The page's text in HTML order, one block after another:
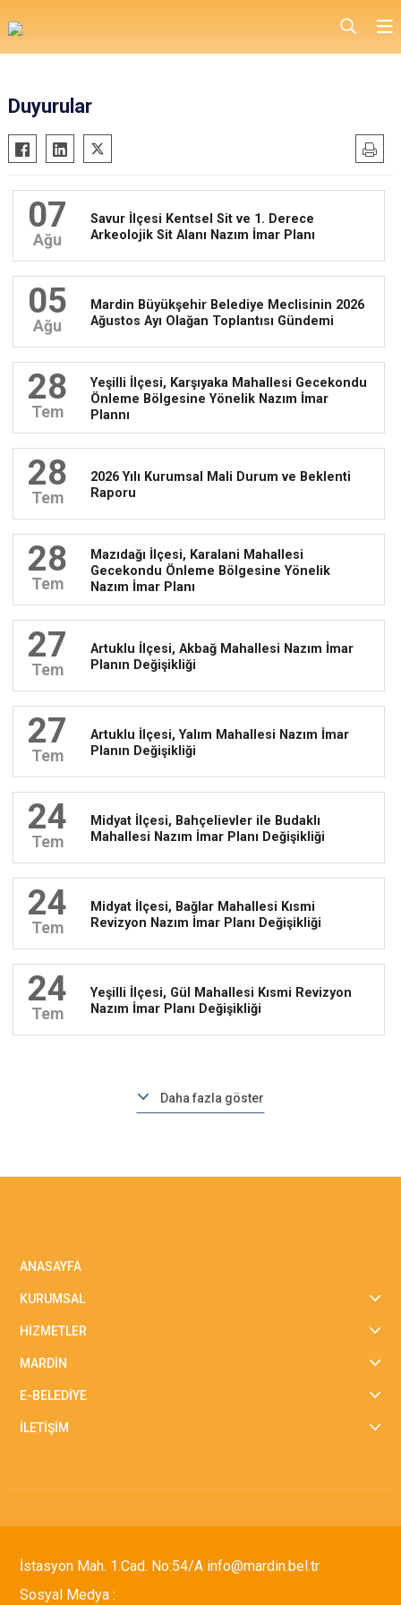
Duyurular
07
Ağu
Savur İlçesi Kentsel Sit ve 1. Derece
Arkeolojik Sit Alanı Nazım İmar Planı
05
Ağu
Mardin Büyükşehir Belediye Meclisinin 2026
Ağustos Ayı Olağan Toplantısı Gündemi
28
Tem
Yeşilli İlçesi, Karşıyaka Mahallesi Gecekondu
Önleme Bölgesine Yönelik Nazım İmar
Plannı
28
Tem
2026 Yılı Kurumsal Mali Durum ve Beklenti
Raporu
28
Tem
Mazıdağı İlçesi, Karalani Mahallesi
Gecekondu Önleme Bölgesine Yönelik
Nazım İmar Planı
27
Tem
Artuklu İlçesi, Akbağ Mahallesi Nazım İmar
Planın Değişikliği
27
Tem
Artuklu İlçesi, Yalım Mahallesi Nazım İmar
Planın Değişikliği
24
Tem
Midyat İlçesi, Bahçelievler ile Budaklı
Mahallesi Nazım İmar Planı Değişikliği
24
Tem
Midyat İlçesi, Bağlar Mahallesi Kısmi
Revizyon Nazım İmar Planı Değişikliği
24
Tem
Yeşilli İlçesi, Gül Mahallesi Kısmi Revizyon
Nazım İmar Planı Değişikliği
Daha fazla göster
ANASAYFA
KURUMSAL
HİZMETLER
MARDİN
E-BELEDİYE
İLETİŞİM
İstasyon Mah. 1.Cad. No:54/A info@mardin.bel.tr
Sosyal Medya :